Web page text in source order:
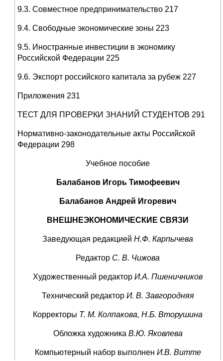
9.3. Совместное предпринимательство 217
9.4. Свободные экономические зоны 223
9.5. Иностранные инвестиции в экономику
Российской Федерации 225
9.6. Экспорт российского капитала за рубеж 227
Приложения 231
ТЕСТ ДЛЯ ПРОВЕРКИ ЗНАНИЙ СТУДЕНТОВ 291
Нормативно-законодательные акты Российской
Федерации 298
Учебное пособие
Балабанов Игорь Тимофеевич
Балабанов Андрей Игоревич
ВНЕШНЕЭКОНОМИЧЕСКИЕ СВЯЗИ
Заведующая редакцией Н.Ф. Карпычева
Редактор С. В. Чижова
Художественный редактор И.А. Пшеничников
Технический редактор И. В. Завгородняя
Корректоры Т. М. Колпакова, Н.Б. Вторушина
Обложка художника В.Ю. Яковлева
Компьютерный набор выполнен И.В. Витте